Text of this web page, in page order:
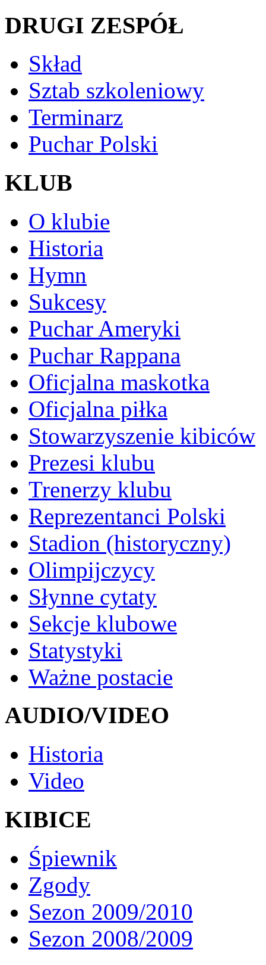
DRUGI ZESPÓŁ
Skład
Sztab szkoleniowy
Terminarz
Puchar Polski
KLUB
O klubie
Historia
Hymn
Sukcesy
Puchar Ameryki
Puchar Rappana
Oficjalna maskotka
Oficjalna piłka
Stowarzyszenie kibiców
Prezesi klubu
Trenerzy klubu
Reprezentanci Polski
Stadion (historyczny)
Olimpijczycy
Słynne cytaty
Sekcje klubowe
Statystyki
Ważne postacie
AUDIO/VIDEO
Historia
Video
KIBICE
Śpiewnik
Zgody
Sezon 2009/2010
Sezon 2008/2009